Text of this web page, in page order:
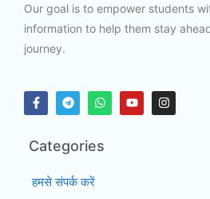
Our goal is to empower students
information to help them stay
journey.
Categories
हमसे संपर्क करें